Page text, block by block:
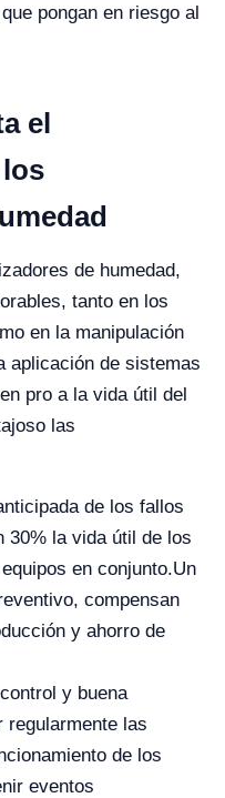
pongan en riesgo al
el
de humedad,
tanto en los
en la manipulación
aplicación de sistemas
pro a la vida útil del
las
de los fallos
30% la vida útil de los
en conjunto.Un
compensan
y ahorro de
y buena
regularmente las
de los
eventos